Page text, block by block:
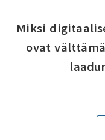
Miksi
ovat